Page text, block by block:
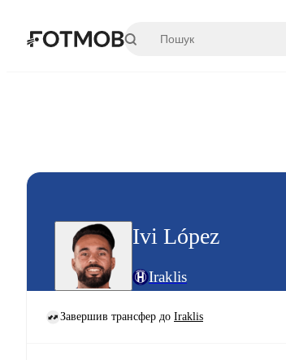
Ivi López
Iraklis
Завершив трансфер до Iraklis